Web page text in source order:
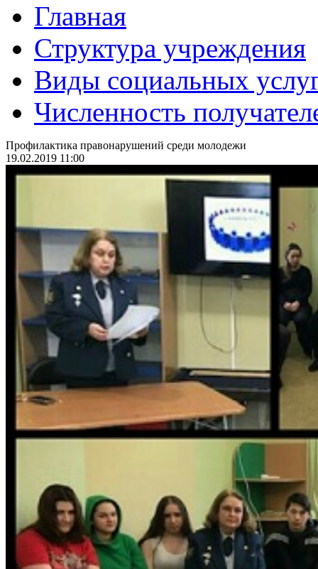
Главная
Структура учреждения
Виды социальных
Численность
Профилактика правонарушений среди молодежи
19.02.2019 11:00